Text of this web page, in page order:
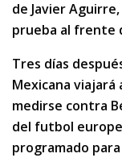
de Javier
prueba al frente
Tres días
Mexicana viajará
medirse contra
del futbol
programado para